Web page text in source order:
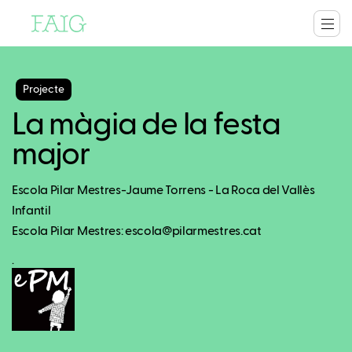
Projecte
La màgia de la festa
major
Escola Pilar Mestres-Jaume Torrens - La Roca del Vallès
Infantil
Escola Pilar Mestres: escola@pilarmestres.cat
.